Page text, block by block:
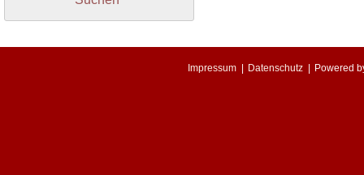
Impressum Datenschutz Powered